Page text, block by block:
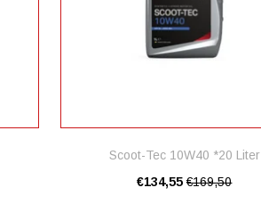
Scoot-Tec 10W40 *20 Liter
€134,55€169,50